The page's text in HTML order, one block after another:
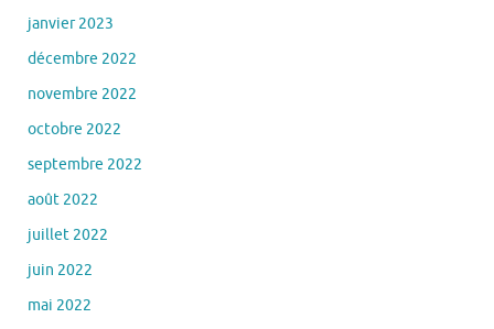
janvier 2023
décembre 2022
novembre 2022
octobre 2022
septembre 2022
août 2022
juillet 2022
juin 2022
mai 2022